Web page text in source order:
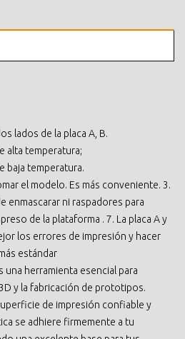
lados de la placa A, B.
alta temperatura;
baja temperatura.
el modelo. Es más conveniente. 3.
enmascarar ni raspadores para
de la plataforma . 7. La placa A y
los errores de impresión y hacer
estándar
una herramienta esencial para
y la fabricación de prototipos.
de impresión confiable y
se adhiere firmemente a tu